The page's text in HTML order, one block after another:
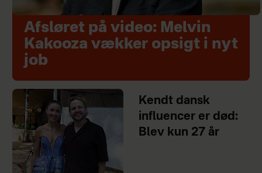
Afsløret på video: Melvin
Kakooza vækker opsigt i nyt
job
Kendt dansk
influencer er død:
Blev kun 27 år